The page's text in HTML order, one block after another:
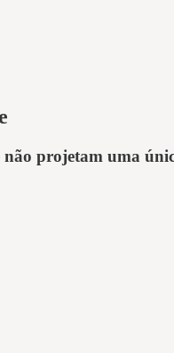
projetam uma